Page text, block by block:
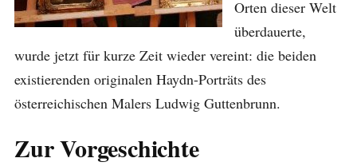
Orten dieser Welt
überdauerte,
wurde jetzt für kurze Zeit wieder vereint: die beiden
existierenden originalen Haydn-Porträts des
österreichischen Malers Ludwig Guttenbrunn.
Zur Vorgeschichte